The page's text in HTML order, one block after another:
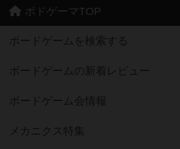
ボドゲーマTOP
ボードゲームを検索する
ボードゲームの新着レビュー
ボードゲーム会情報
メカニクス特集